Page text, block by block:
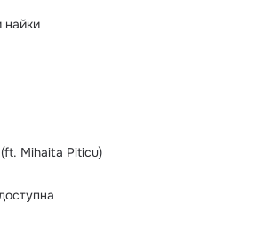
найки
Mihaita Piticu)